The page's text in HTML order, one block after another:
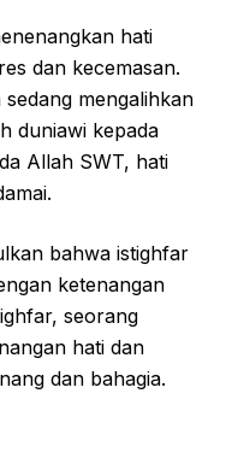
hati
dan kecemasan.
mengalihkan
duniawi kepada
Allah SWT, hati
bahwa istighfar
ketenangan
seorang
hati dan
dan bahagia.